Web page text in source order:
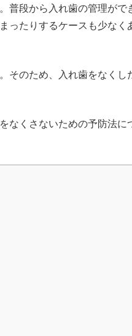
普段から入れ歯の管理がで
ったりするケースも少なく
そのため、入れ歯をなくし
なくさないための予防法に